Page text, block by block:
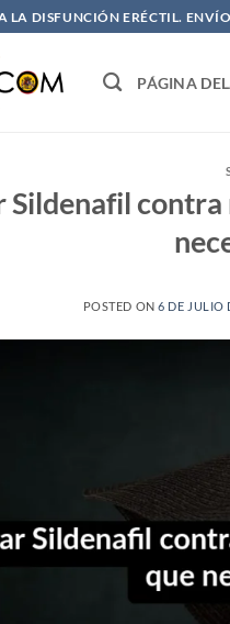
LA DISFUNCIÓN ERÉCTIL.
PÁGINA
Sildenafil contra
POSTED ON6 DE JULIO